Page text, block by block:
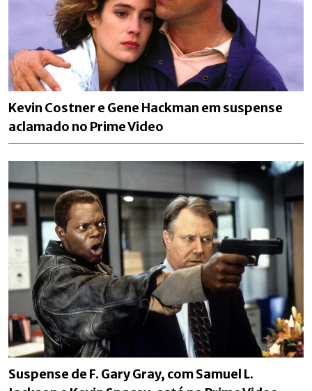
Kevin Costner e Gene Hackman em suspense
aclamado no Prime Video
Suspense de F. Gary Gray, com Samuel L.